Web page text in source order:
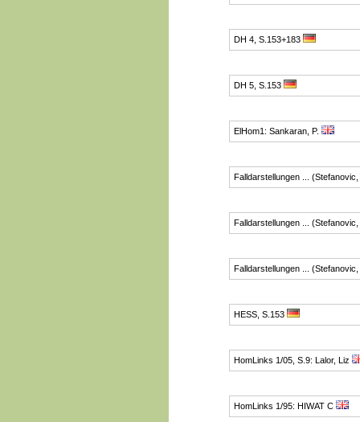
DH 4, S.153+183
DH 5, S.153
ElHom1: Sankaran, P.
Falldarstellungen ...
Falldarstellungen ...
Falldarstellungen ...
HESS, S.153
HomLinks 1/05, S.9: Lalor, Liz
HomLinks 1/95: HIWAT C